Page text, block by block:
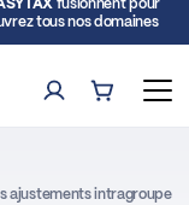
tous nos domaines
ComptePanier (0)
ajustements intragroupe